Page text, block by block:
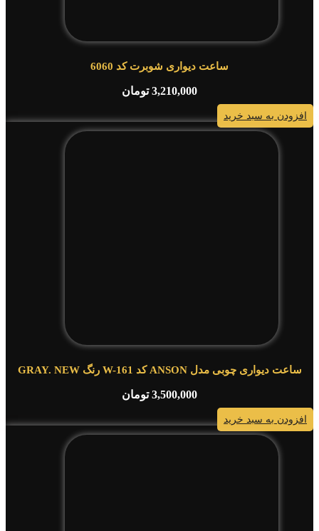
ساعت دیواری شوبرت کد 6060
3,210,000 تومان
افزودن به سبد خرید
ساعت دیواری چوبی مدل ANSON کد W-161 رنگ GRAY. NEW
3,500,000 تومان
افزودن به سبد خرید